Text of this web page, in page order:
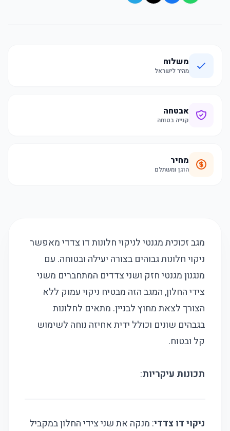
משלוח
מהיר לישראל
אבטחה
קנייה בטוחה
מחיר
הוגן ומשתלם
מגב זכוכית מגנטי לניקוי חלונות דו צדדי מאפשר
ניקוי חלונות גבוהים בצורה יעילה ובטוחה. עם
מנגנון מגנטי חזק ושני צדדים המתחברים משני
צידי החלון, המגב הזה מבטיח ניקוי עמוק ללא
הצורך לצאת מחוץ לבניין. מתאים לחלונות
בגבהים שונים וכולל ידית אחיזה נוחה לשימוש
קל ובטוח.
תכונות עיקריות:
ניקוי דו צדדי: מנקה את שני צידי החלון במקביל